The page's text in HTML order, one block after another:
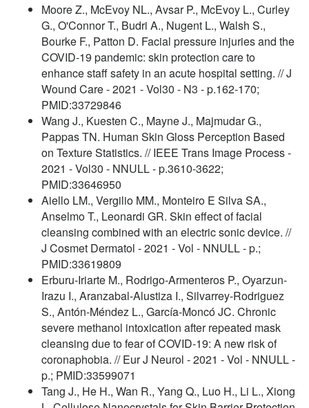
Moore Z., McEvoy NL., Avsar P., McEvoy L., Curley
G., O'Connor T., Budri A., Nugent L., Walsh S.,
Bourke F., Patton D. Facial pressure injuries and the
COVID-19 pandemic: skin protection care to
enhance staff safety in an acute hospital setting. // J
Wound Care - 2021 - Vol30 - N3 - p.162-170;
PMID:33729846
Wang J., Kuesten C., Mayne J., Majmudar G.,
Pappas TN. Human Skin Gloss Perception Based
on Texture Statistics. // IEEE Trans Image Process -
2021 - Vol30 - NNULL - p.3610-3622;
PMID:33646950
Aiello LM., Vergilio MM., Monteiro E Silva SA.,
Anselmo T., Leonardi GR. Skin effect of facial
cleansing combined with an electric sonic device. //
J Cosmet Dermatol - 2021 - Vol - NNULL - p.;
PMID:33619809
Erburu-Iriarte M., Rodrigo-Armenteros P., Oyarzun-
Irazu I., Aranzabal-Alustiza I., Silvarrey-Rodriguez
S., Antón-Méndez L., García-Moncó JC. Chronic
severe methanol intoxication after repeated mask
cleansing due to fear of COVID-19: A new risk of
coronaphobia. // Eur J Neurol - 2021 - Vol - NNULL -
p.; PMID:33599071
Tang J., He H., Wan R., Yang Q., Luo H., Li L., Xiong